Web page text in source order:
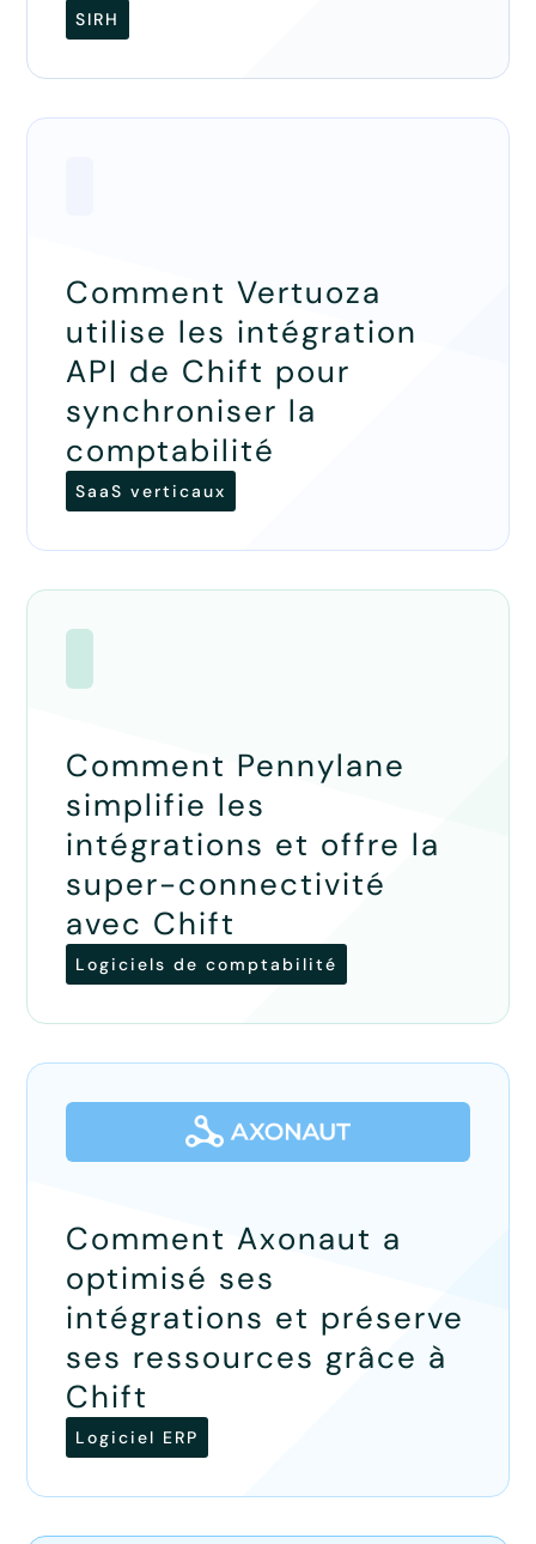
SIRH
Comment Vertuoza
utilise les intégration
API de Chift pour
synchroniser la
comptabilité
SaaS verticaux
Comment Pennylane
simplifie les
intégrations et offre la
super-connectivité
avec Chift
Logiciels de comptabilité
Comment Axonaut a
optimisé ses
intégrations et préserve
ses ressources grâce à
Chift
Logiciel ERP